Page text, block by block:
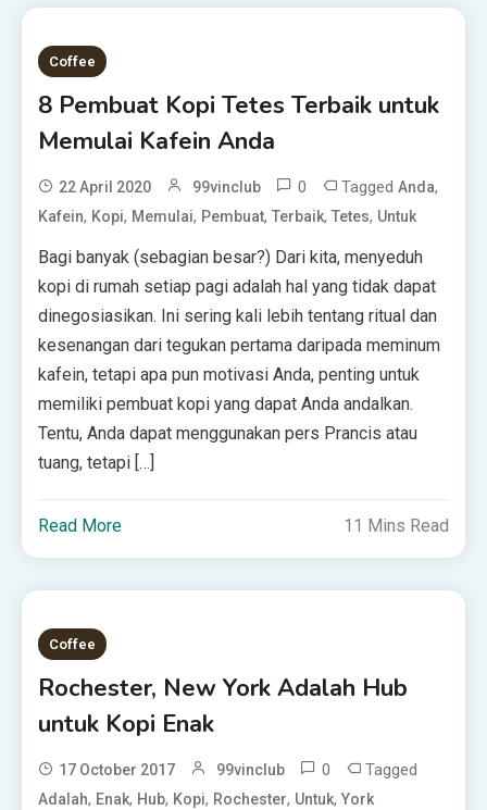
Coffee
8 Pembuat Kopi Tetes Terbaik untuk
Memulai Kafein Anda
22 April 2020 99vinclub 0 TaggedAnda,
Kafein, Kopi, Memulai, Pembuat,Terbaik,Tetes, Untuk
Bagi banyak (sebagian besar?) Dari kita, menyeduh
kopi di rumah setiap pagi adalah hal yang tidak dapat
dinegosiasikan. Ini sering kali lebih tentang ritual dan
kesenangan dari tegukan pertama daripada meminum
kafein, tetapi apa pun motivasi Anda, penting untuk
memiliki pembuat kopi yang dapat Anda andalkan.
Tentu, Anda dapat menggunakan pers Prancis atau
tuang, tetapi […]
Read More 11 Mins Read
Coffee
Rochester, New York Adalah Hub
untuk Kopi Enak
17 October 2017 99vinclub 0 Tagged
Adalah, Enak, Hub, Kopi, Rochester, Untuk,York